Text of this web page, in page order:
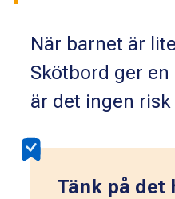
När barnet är
Skötbord ger
är det ingen
Tänk på det